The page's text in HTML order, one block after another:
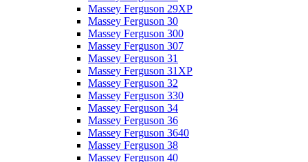
Massey Ferguson 29XP
Massey Ferguson 30
Massey Ferguson 300
Massey Ferguson 307
Massey Ferguson 31
Massey Ferguson 31XP
Massey Ferguson 32
Massey Ferguson 330
Massey Ferguson 34
Massey Ferguson 36
Massey Ferguson 3640
Massey Ferguson 38
Massey Ferguson 40